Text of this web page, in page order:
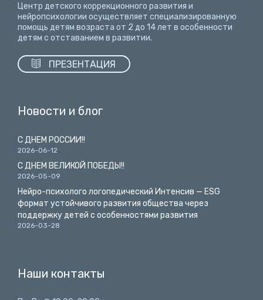
Центр детского коррекционного развития и
нейропсихологии осуществляет специализированную
помощь детям возраста от 2 до 14 лет в особенности
детям с отставанием в развитии.
 ПРЕЗЕНТАЦИЯ
Новости и блог
С ДНЕМ РОССИИ!!
2026-06-12
С ДНЕМ ВЕЛИКОЙ ПОБЕДЫ!!
2026-05-09
Нейро-психолого логопедический Интенсив — ESG
формат устойчивого развития общества через
поддержку детей с особенностями развития
2026-03-28
Наши контакты